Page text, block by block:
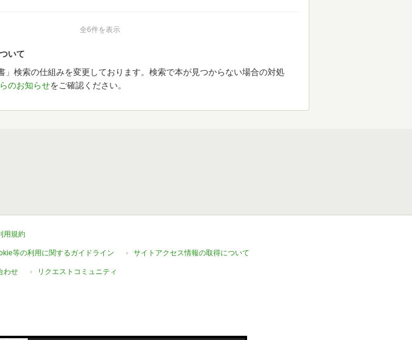
全6件を表示
いて
」検索の仕組みを変更しております。検索で本が見つからない場合の対処
のお知らせをご確認ください。
用規約
等の利用に関するガイドライン サイトアクセス情報の取得について
わせ リクエストコミュニティ